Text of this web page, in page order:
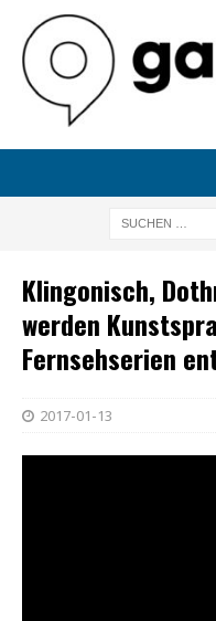
Klingonisch,
werden
Fernsehserien
2017-01-13